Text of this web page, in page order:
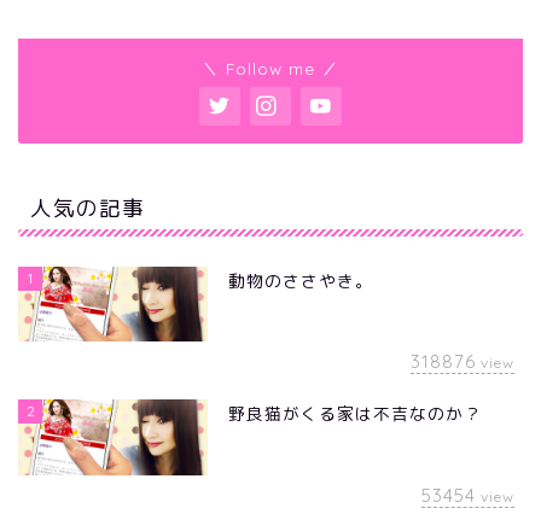
＼ Follow me ／
人気の記事
1 動物のささやき。
318876 view
2 野良猫がくる家は不吉なのか？
53454 view